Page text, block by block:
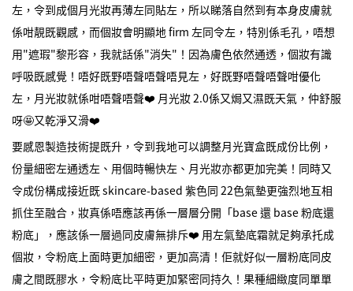
左，令到成個月光妝再薄左同貼左，所以睇落自然到有本身皮膚就
係咁靚既觀感，而個妝會明顯地 firm 左同令左，特別係毛孔，唔想
用"遮瑕"黎形容，我就話係"消失"！因為膚色依然通透，個妝有識
呼吸既感覺！唔好既野唔聲唔聲唔見左，好既野唔聲唔聲咁優化
左，月光妝就係咁唔聲唔聲❤️️ 月光妝 2.0係又焗又濕既天氣，仲舒服
呀🤩又乾淨又滑❤️️
要感恩製造技術提既升，令到我地可以調整月光寶盒既成份比例，
份量細密左通透左、用個時暢快左、月光妝亦都更加完美！同時又
令成份構成接近既 skincare-based 紫色同 22色氣墊更強烈地互相
抓住至融合，妝真係唔應該再係一層層分開「base 還 base 粉底還
粉底」，應該係一層過同皮膚無排斥❤️️ 用左氣墊底霜就足夠承托成
個妝，令粉底上面時更加細密，更加高清！佢就好似一層粉底同皮
膚之間既膠水，令粉底比平時更加緊密同持久！果種細緻度同單單